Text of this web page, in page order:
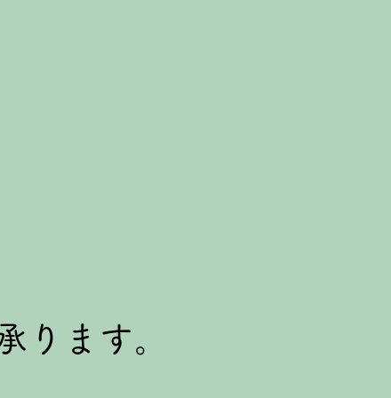
ります。